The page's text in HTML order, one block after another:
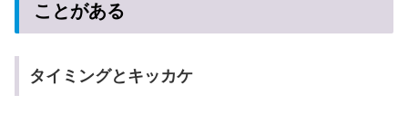
ことがある
タイミングとキッカケ